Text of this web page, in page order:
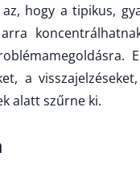
hogy a tipikus,
a
alatt szűrne ki.